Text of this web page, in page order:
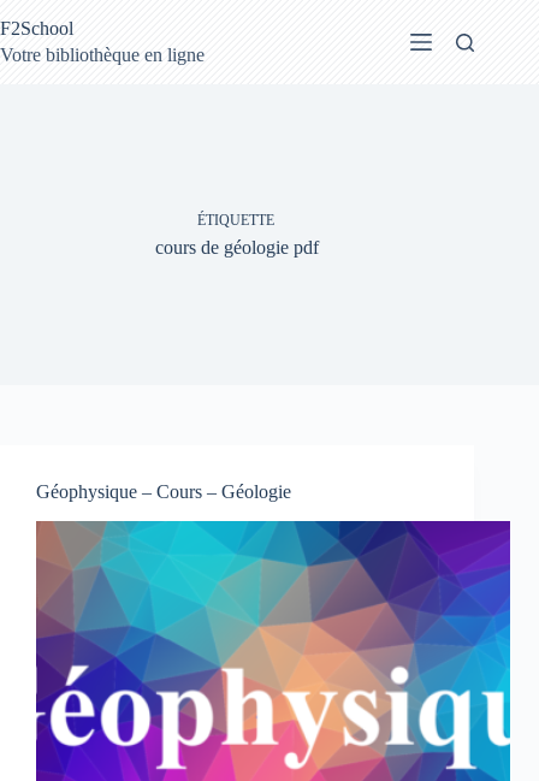
au
contenu
F2School
Votre bibliothèque en ligne
ÉTIQUETTE
cours de géologie pdf
Géophysique – Cours – Géologie